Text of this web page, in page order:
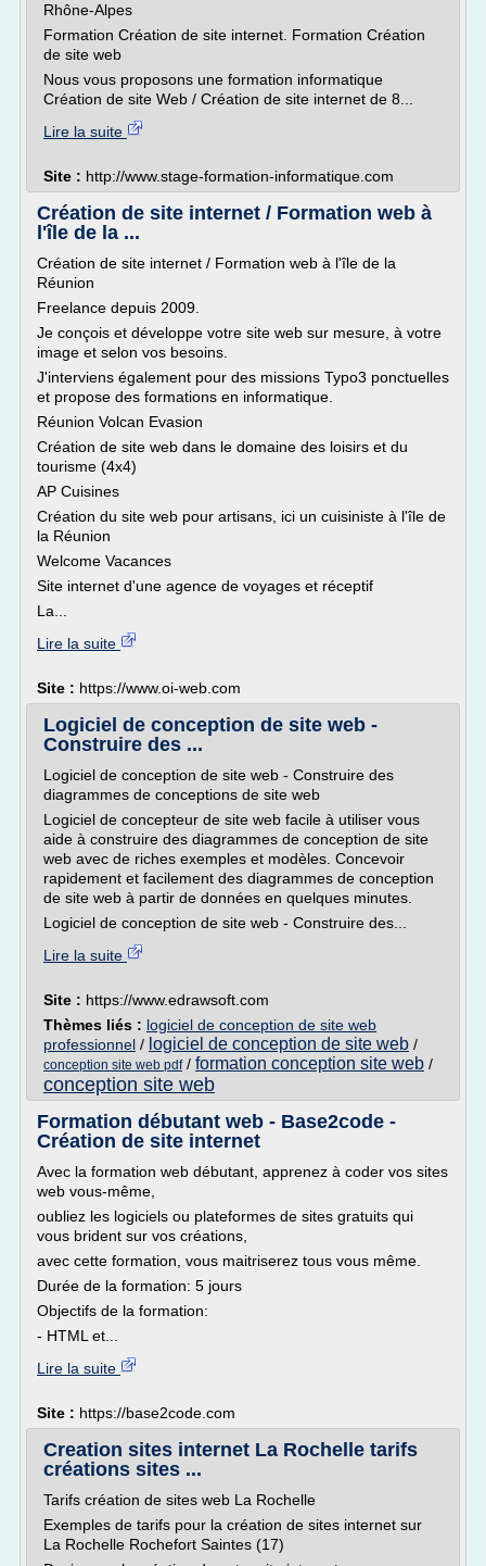
Rhône-Alpes
Formation Création de site internet. Formation Création
de site web
Nous vous proposons une formation informatique
Création de site Web / Création de site internet de 8...
Lire la suite
Site : http://www.stage-formation-informatique.com
Création de site internet / Formation web à
l'île de la ...
Création de site internet / Formation web à l'île de la
Réunion
Freelance depuis 2009.
Je conçois et développe votre site web sur mesure, à votre
image et selon vos besoins.
J'interviens également pour des missions Typo3 ponctuelles
et propose des formations en informatique.
Réunion Volcan Evasion
Création de site web dans le domaine des loisirs et du
tourisme (4x4)
AP Cuisines
Création du site web pour artisans, ici un cuisiniste à l'île de
la Réunion
Welcome Vacances
Site internet d'une agence de voyages et réceptif
La...
Lire la suite
Site : https://www.oi-web.com
Logiciel de conception de site web -
Construire des ...
Logiciel de conception de site web - Construire des
diagrammes de conceptions de site web
Logiciel de concepteur de site web facile à utiliser vous
aide à construire des diagrammes de conception de site
web avec de riches exemples et modèles. Concevoir
rapidement et facilement des diagrammes de conception
de site web à partir de données en quelques minutes.
Logiciel de conception de site web - Construire des...
Lire la suite
Site : https://www.edrawsoft.com
Thèmes liés : logiciel de conception de site web
professionnel / logiciel de conception de site web /
conception site web pdf/ formation conception site web /
conception site web
Formation débutant web - Base2code -
Création de site internet
Avec la formation web débutant, apprenez à coder vos sites
web vous-même,
oubliez les logiciels ou plateformes de sites gratuits qui
vous brident sur vos créations,
avec cette formation, vous maitriserez tous vous même.
Durée de la formation: 5 jours
Objectifs de la formation:
- HTML et...
Lire la suite
Site : https://base2code.com
Creation sites internet La Rochelle tarifs
créations sites ...
Tarifs création de sites web La Rochelle
Exemples de tarifs pour la création de sites internet sur
La Rochelle Rochefort Saintes (17)